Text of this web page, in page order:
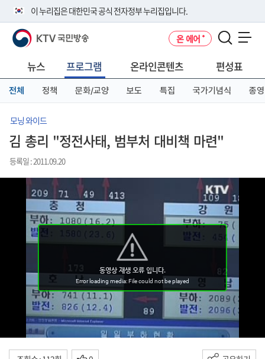
이 누리집은 대한민국 공식 전자정부 누리집입니다.
공식 누리집 주소 확인하기
니다.
이밖에 or.kr 또는 .kr등 다른 도메인 주소를 사용하고 있다면 아래 URL에
서 도메인 주소를 확인해 보세요
KTV 국민방송 온 에어
뉴스 프로그램 온라인콘텐츠 편성표
전체 정책 문화/교양 보도 특집 국가기념식 종영
모닝 와이드
김 총리 "정전사태, 범부처 대비책 마련"
등록일 : 2011.09.20